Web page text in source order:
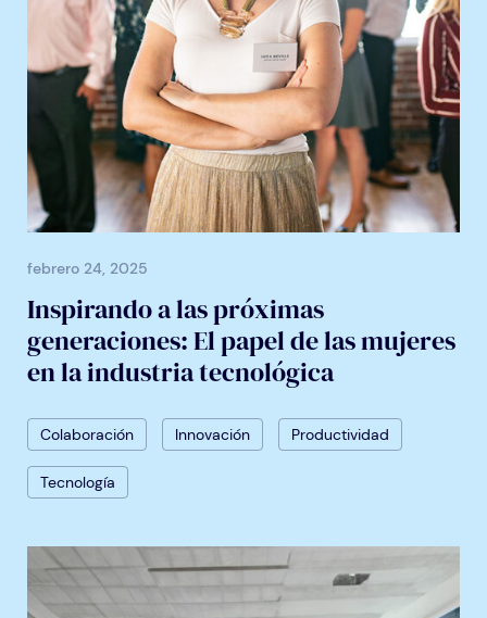
febrero 24, 2025
Inspirando a las próximas
generaciones: El papel de las mujeres
en la industria tecnológica
Colaboración Innovación Productividad
Tecnología